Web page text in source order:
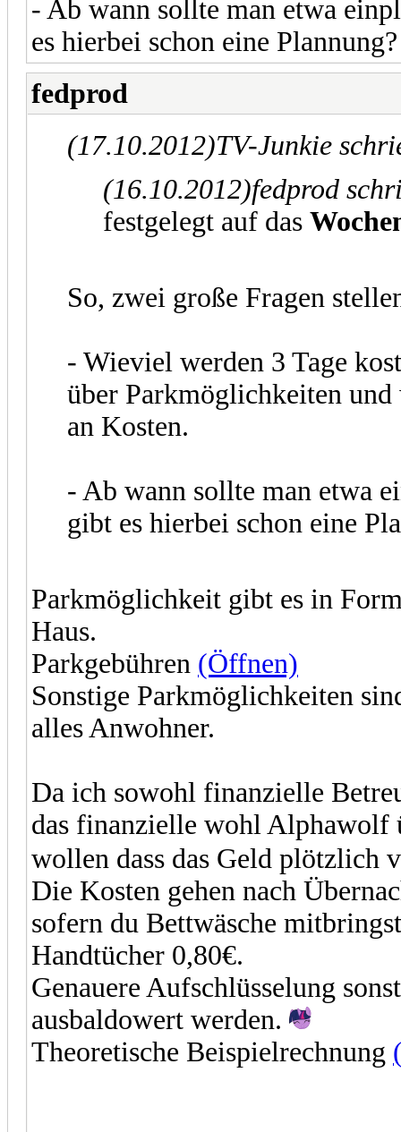
- Ab wann sollte man etwa
es hierbei schon eine Plannung?
fedprod
(17.10.2012)TV-Junkie
(16.10.2012)fedprod
festgelegt auf das
So, zwei große Fragen
- Wieviel werden 3 Tage
über Parkmöglichkeiten
an Kosten.
- Ab wann sollte man etwa
gibt es hierbei schon eine
Parkmöglichkeit gibt es in
Haus.
Parkgebühren (Öffnen)
Sonstige Parkmöglichkeiten
alles Anwohner.
Da ich sowohl finanzielle
das finanzielle wohl Alphawolf
wollen dass das Geld plötzlich
Die Kosten gehen nach
sofern du Bettwäsche
Handtücher 0,80€.
Genauere Aufschlüsselung
ausbaldowert werden.
Theoretische Beispielrechnung